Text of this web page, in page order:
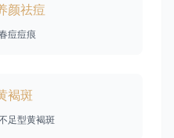
颜祛痘
痘痘痕
褐斑
足型黄褐斑